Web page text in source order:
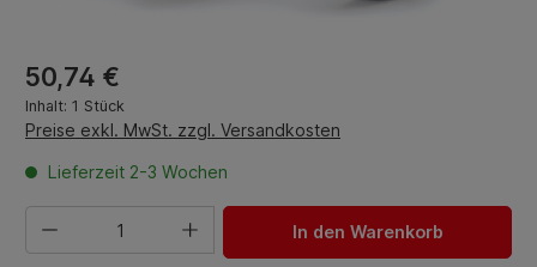
Regulärer Preis:
50,74 €
Inhalt: 1 Stück
Preise exkl. MwSt. zzgl. Versandkosten
Lieferzeit 2-3 Wochen
Produkt Anzahl: Gib den gewünschten Wert ein oder
In den Warenkorb